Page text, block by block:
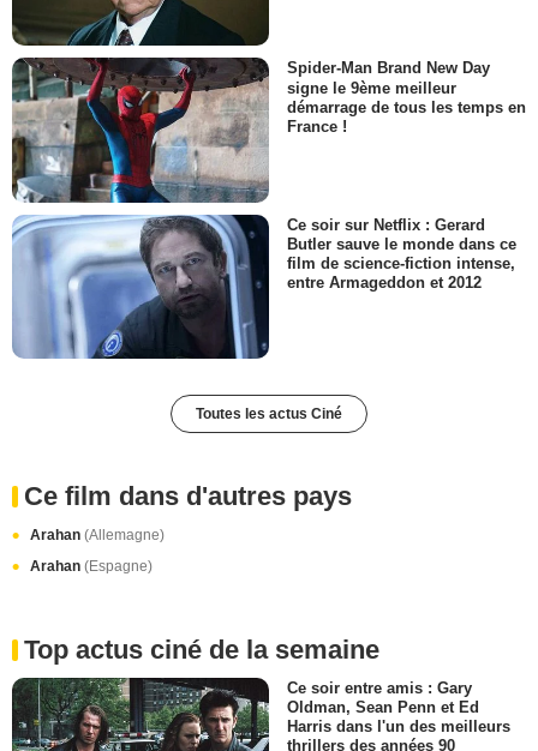
Spider-Man Brand New Day
signe le 9ème meilleur
démarrage de tous les temps en
France !
Ce soir sur Netflix : Gerard
Butler sauve le monde dans ce
film de science-fiction intense,
entre Armageddon et 2012
Toutes les actus Ciné
Ce film dans d'autres pays
Arahan (Allemagne)
Arahan (Espagne)
Top actus ciné de la semaine
Ce soir entre amis : Gary
Oldman, Sean Penn et Ed
Harris dans l'un des meilleurs
thrillers des années 90